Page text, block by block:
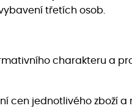
třetích osob.
charakteru a
jednotlivého zboží a